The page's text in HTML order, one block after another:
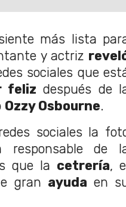
más lista
y actriz
sociales que
feliz después de
Ozzy Osbourne.
sociales la
responsable de
que la cetrería,
gran ayuda en